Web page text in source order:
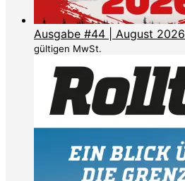
Ausgabe #44 | August 2026
gültigen MwSt.